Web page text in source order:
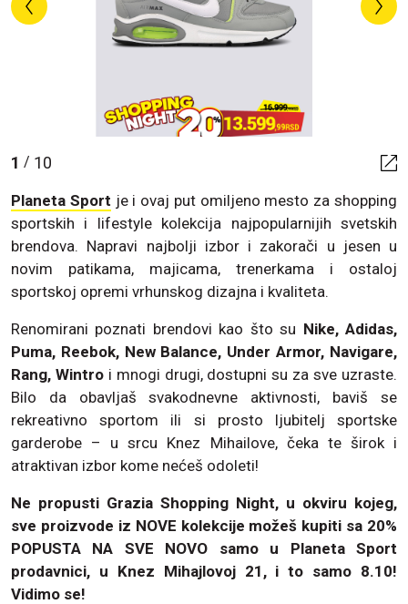
1 / 10
Planeta Sport je i ovaj put omiljeno mesto za shopping
sportskih i lifestyle kolekcija najpopularnijih svetskih
brendova. Napravi najbolji izbor i zakorači u jesen u
novim patikama, majicama, trenerkama i ostaloj
sportskoj opremi vrhunskog dizajna i kvaliteta.
Renomirani poznati brendovi kao što su Nike, Adidas,
Puma, Reebok, New Balance, Under Armor, Navigare,
Rang, Wintroi mnogi drugi, dostupni su za sve uzraste.
Bilo da obavljaš svakodnevne aktivnosti, baviš se
rekreativno sportom ili si prosto ljubitelj sportske
garderobe – u srcu Knez Mihailove, čeka te širok i
atraktivan izbor kome nećeš odoleti!
Ne propusti Grazia Shopping Night, u okviru kojeg,
sve proizvode iz NOVE kolekcije možeš kupiti sa 20%
POPUSTA NA SVE NOVO samo u Planeta Sport
prodavnici, u Knez Mihajlovoj 21, i to samo 8.10!
Vidimo se!